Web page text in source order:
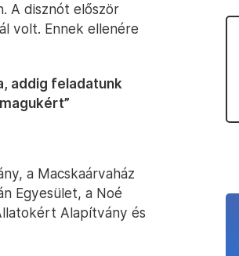
A disznót először
volt. Ennek ellenére
addig feladatunk
a Macskaárvaház
Egyesület, a Noé
Alapítvány és